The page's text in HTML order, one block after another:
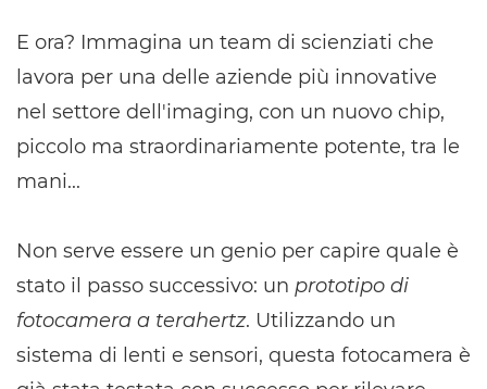
E ora? Immagina un team di scienziati che
lavora per una delle aziende più innovative
nel settore dell'imaging, con un nuovo chip,
piccolo ma straordinariamente potente, tra le
mani...
Non serve essere un genio per capire quale è
stato il passo successivo: un prototipo di
fotocamera a terahertz. Utilizzando un
sistema di lenti e sensori, questa fotocamera è